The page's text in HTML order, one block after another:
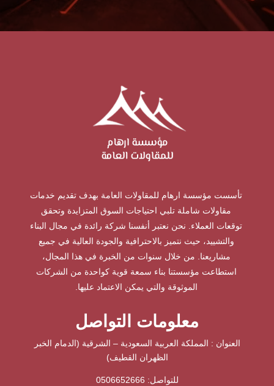
تأسست مؤسسة ارهام للمقاولات العامة بهدف تقديم خدمات
مقاولات شاملة تلبي احتياجات السوق المتزايدة وتحقق
توقعات العملاء. نحن نعتبر أنفسنا شركة رائدة في مجال البناء
والتشييد، حيث نتميز بالاحترافية والجودة العالية في جميع
مشاريعنا. من خلال سنوات من الخبرة في هذا المجال،
استطاعت مؤسستنا بناء سمعة قوية كواحدة من الشركات
الموثوقة والتي يمكن الاعتماد عليها.
معلومات التواصل
العنوان : المملكة العربية السعودية – الشرقية (الدمام الخبر
الظهران القطيف)
للتواصل: ⁦ 0506652666